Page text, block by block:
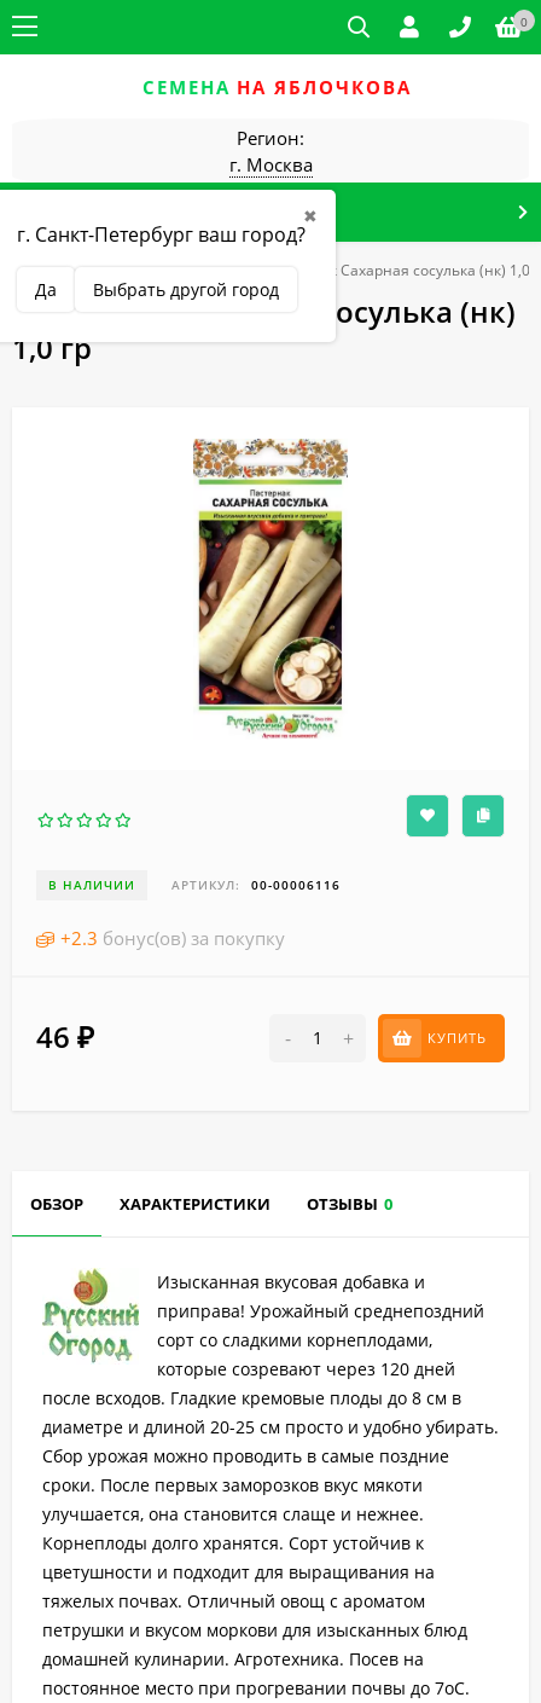
0
СЕМЕНА НА ЯБЛОЧКОВА
Регион:
г. Москва
✖
г. Санкт-Петербург ваш город?
Да Выбрать другой город
Пастернак Сахарная сосулька (нк) 1,0
Пастернак Сахарная сосулька (нк)
1,0 гр
В НАЛИЧИИ АРТИКУЛ: 00-00006116
+2.3 бонус(ов) за покупку
46 ₽ - + КУПИТЬ
ОБЗОР ХАРАКТЕРИСТИКИ ОТЗЫВЫ 0
Изысканная вкусовая добавка и
приправа! Урожайный среднепоздний
сорт со сладкими корнеплодами,
которые созревают через 120 дней
после всходов. Гладкие кремовые плоды до 8 см в
диаметре и длиной 20-25 см просто и удобно убирать.
Сбор урожая можно проводить в самые поздние
сроки. После первых заморозков вкус мякоти
улучшается, она становится слаще и нежнее.
Корнеплоды долго хранятся. Сорт устойчив к
цветушности и подходит для выращивания на
тяжелых почвах. Отличный овощ с ароматом
петрушки и вкусом моркови для изысканных блюд
домашней кулинарии. Агротехника. Посев на
постоянное место при прогревании почвы до 7оС.